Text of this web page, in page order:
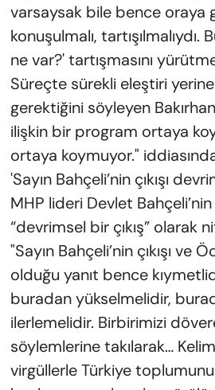
varsaysak bile bence oraya
konuşulmalı,
ne var?' tartışmasını
Süreçte sürekli eleştiri
gerektiğini söyleyen
ilişkin bir program ortaya
ortaya koymuyor."
'Sayın Bahçeli’nin çıkışı
MHP lideri Devlet Bahçeli’nin
“devrimsel bir çıkış” olarak
"Sayın Bahçeli’nin çıkışı ve
olduğu yanıt bence
buradan yükselmelidir,
ilerlemelidir. Birbirimizi
söylemlerine takılarak…
virgüllerle Türkiye